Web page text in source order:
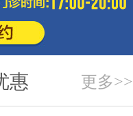
惠 更多>>